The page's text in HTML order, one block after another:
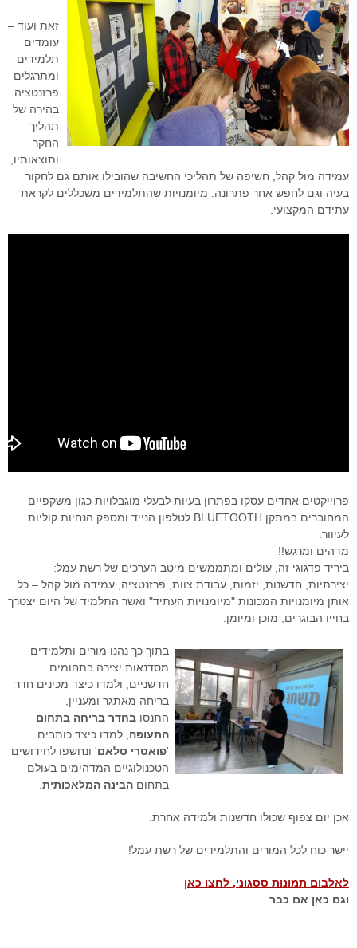
זאת ועוד –
עומדים
תלמידים
ומתרגלים
פרזנטציה
בהירה של
תהליך
החקר
ותוצאותיו,
עמידה מול קהל, חשיפה של תהליכי החשיבה שהובילו אותם גם לחקור
בעיה וגם לחפש אחר פתרונה. מיומנויות שהתלמידים משכללים לקראת
עתידם המקצועי.
פרוייקטים אחדים עסקו בפתרון בעיות לבעלי מוגבלויות כגון משקפיים
המחוברים במתקן BLUETOOTH לטלפון הנייד ומספק הנחיות קוליות
לעיוור.
מדהים ומרגש!!
ביריד פדגוגי זה, עולים ומתממשים מיטב הערכים של רשת עמל:
יצירתיות, חדשנות, יזמות, עבודת צוות, פרזנטציה, עמידה מול קהל – כל
אותן מיומנויות המכונות "מיומנויות העתיד" ואשר התלמיד של היום יצטרך
בחייו הבוגרים, מוכן ומיומן.
בתוך כך נהנו מורים ותלמידים
מסדנאות יצירה בתחומים
חדשניים, ולמדו כיצד מכינים חדר
בריחה מאתגר ומעניין,
התנסו בחדר בריחה בתחום
התעופה, למדו כיצד כותבים
פואטרי סלאם' ונחשפו לחידושים
הטכנולוגיים המדהימים בעולם
בתחום הבינה המלאכותית.
אכן יום צפוף שכולו חדשנות ולמידה אחרת.
יישר כוח לכל המורים והתלמידים של רשת עמל!
לאלבום תמונות ססגוני, לחצו כאן
וגם כאן אם כבר